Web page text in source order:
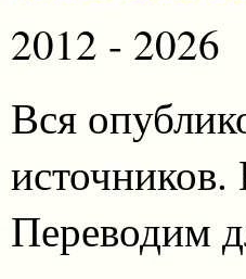
2012 - 2026
Вся
Переводим